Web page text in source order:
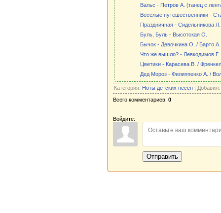
Вальс - Петров А. (танец с
Весёлые путешественники -
Праздничная - Сидельникова
Буль, Буль - Высотская О.
Бычок - Девочкина О. / Барто А.
Что же вышло? - Левкодимов Г.
Цветики - Карасева В. /
Дед Мороз - Филиппенко А. /
Категория: Ноты детских песен | Добавил:
Всего комментариев: 0
Войдите:
Отправить